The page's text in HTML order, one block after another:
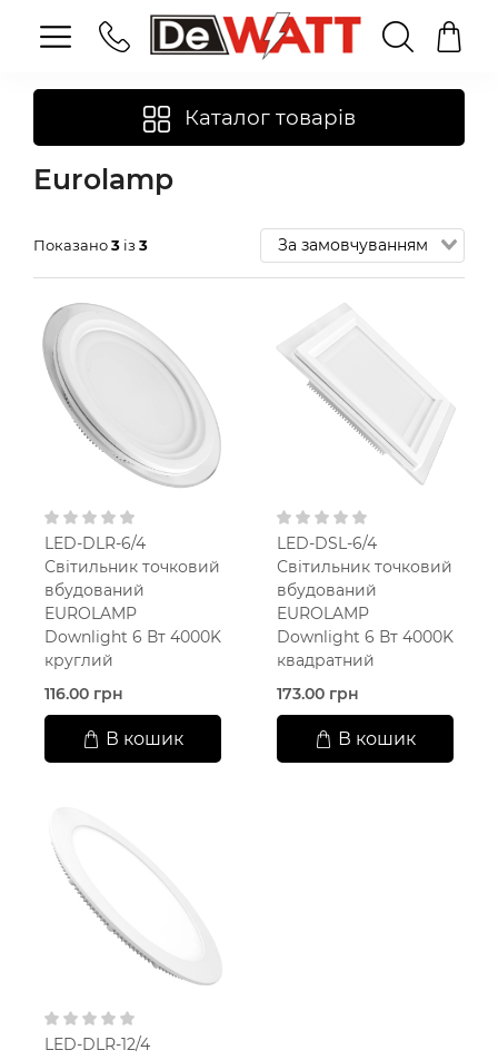
Каталог товарів
Eurolamp
Показано3 із 3
LED-DLR-6/4
Світильник точковий
вбудований
EUROLAMP
Downlight 6 Вт 4000K
круглий
116.00 грн
В кошик
LED-DSL-6/4
Світильник точковий
вбудований
EUROLAMP
Downlight 6 Вт 4000K
квадратний
173.00 грн
В кошик
LED-DLR-12/4